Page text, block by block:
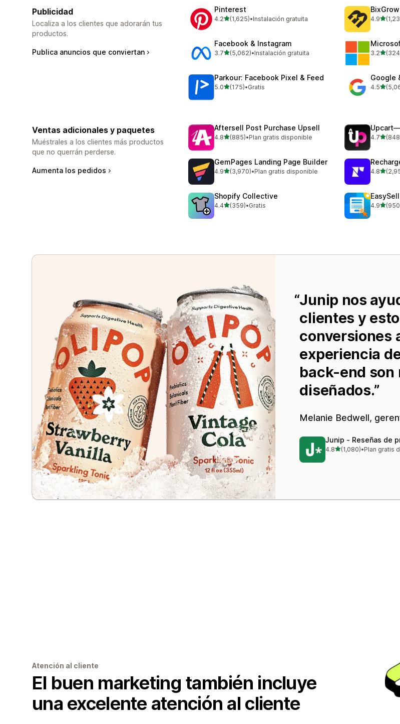
Publicidad
Localiza a los clientes que adorarán tus
productos.
Publica anuncios que conviertan
Pinterest
4.2de 5 estrellas
(1,625)
1625 reseñas en total
•Instalación gratuita 4.9de 5
1234
Facebook & Instagram
3.7de 5 estrellas
(5,062)
5062 reseñas en total
•Instalación gratuita 3.2de 5
324
Parkour: Facebook Pixel & Feed
5.0de 5 estrellas
(175)
175 reseñas en total
•Gratis
Google
4.5de 5
5066
Ventas adicionales y paquetes
Muéstrales a los clientes más productos
que no querrán perderse.
Aumenta los pedidos
Aftersell Post Purchase Upsell
4.8de 5 estrellas
(885)
885 reseñas en total
•Plan gratis disponible 4.7de 5
848
GemPages Landing Page Builder
4.9de 5 estrellas
(3,970)
3970 reseñas en total
•Plan gratis disponible 4.8de 5
2950
Shopify Collective
4.4de 5 estrellas
(359)
359 reseñas en total
•Gratis 4.9de 5
950
Junip nos
clientes y
conversiones
experiencia
back-end son
diseñados.
Melanie Bedwell,
Junip ‑ Reseñas de
4.8de 5 estrellas
(1,080)
1080 reseñas en total
•Plan gratis
Atención al cliente
El buen marketing también incluye
una excelente atención al cliente